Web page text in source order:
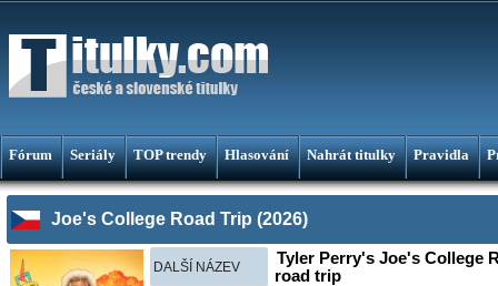
Fórum Seriály TOP trendy Hlasování Nahrát titulky Pravidla
Joe's College Road Trip (2026)
DALŠÍ NÁZEV
Tyler Perry's Joe's College
road trip